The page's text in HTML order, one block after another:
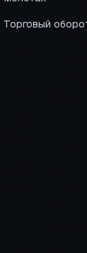
Торговый